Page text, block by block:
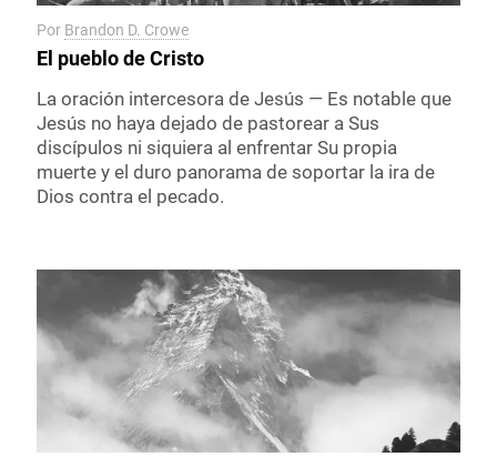
Por Brandon D. Crowe
El pueblo de Cristo
La oración intercesora de Jesús — Es notable que
Jesús no haya dejado de pastorear a Sus
discípulos ni siquiera al enfrentar Su propia
muerte y el duro panorama de soportar la ira de
Dios contra el pecado.